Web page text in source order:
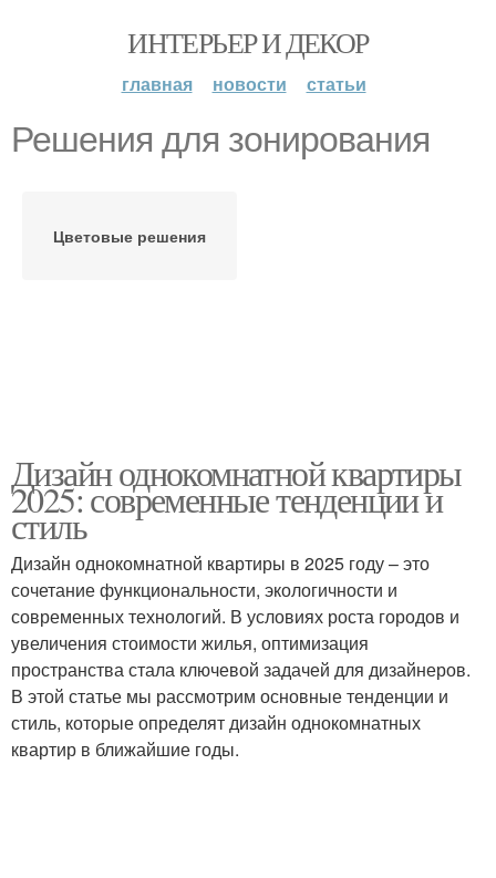
ИНТЕРЬЕР И ДЕКОР
главная новости статьи
Решения для зонирования
Цветовые решения
Дизайн однокомнатной квартиры
2025: современные тенденции и
стиль
Дизайн однокомнатной квартиры в 2025 году – это
сочетание функциональности, экологичности и
современных технологий. В условиях роста городов и
увеличения стоимости жилья, оптимизация
пространства стала ключевой задачей для дизайнеров.
В этой статье мы рассмотрим основные тенденции и
стиль, которые определят дизайн однокомнатных
квартир в ближайшие годы.